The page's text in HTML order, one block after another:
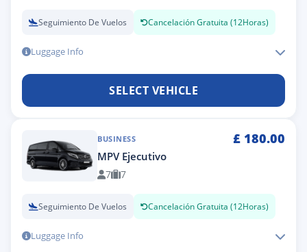
Seguimiento De Vuelos Cancelación Gratuita (12Horas)
Luggage Info
SELECT VEHICLE
BUSINESS £ 180.00
MPV Ejecutivo
7 7
Seguimiento De Vuelos Cancelación Gratuita (12Horas)
Luggage Info